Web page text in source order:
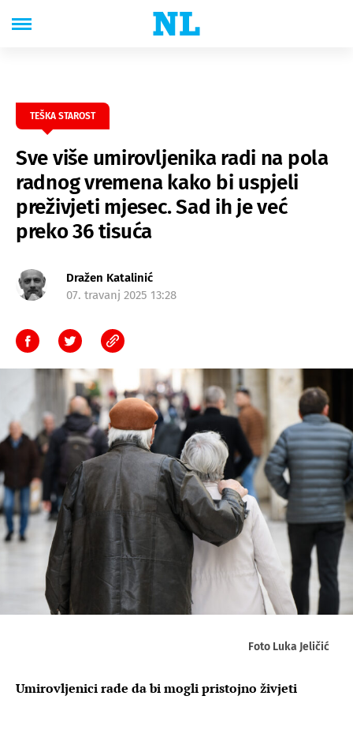
TEŠKA STAROST
Sve više umirovljenika radi na pola
radnog vremena kako bi uspjeli
preživjeti mjesec. Sad ih je već
preko 36 tisuća
Dražen Katalinić
07. travanj 2025 13:28
Foto Luka Jeličić
Umirovljenici rade da bi mogli pristojno živjeti